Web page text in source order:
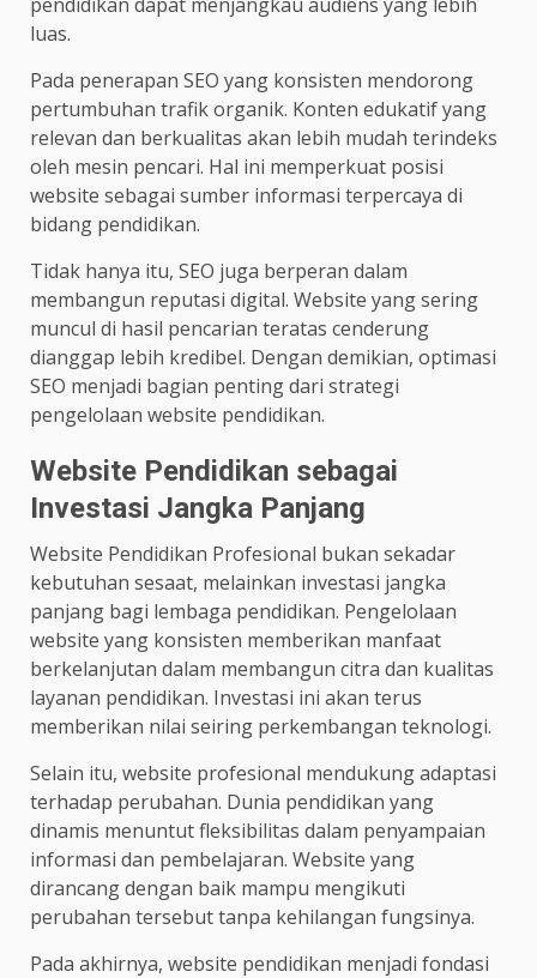
luas.
Pada penerapan SEO yang konsisten mendorong
pertumbuhan trafik organik. Konten edukatif yang
relevan dan berkualitas akan lebih mudah terindeks
oleh mesin pencari. Hal ini memperkuat posisi
website sebagai sumber informasi terpercaya di
bidang pendidikan.
Tidak hanya itu, SEO juga berperan dalam
membangun reputasi digital. Website yang sering
muncul di hasil pencarian teratas cenderung
dianggap lebih kredibel. Dengan demikian, optimasi
SEO menjadi bagian penting dari strategi
pengelolaan website pendidikan.
Website Pendidikan sebagai
Investasi Jangka Panjang
Website Pendidikan Profesional bukan sekadar
kebutuhan sesaat, melainkan investasi jangka
panjang bagi lembaga pendidikan. Pengelolaan
website yang konsisten memberikan manfaat
berkelanjutan dalam membangun citra dan kualitas
layanan pendidikan. Investasi ini akan terus
memberikan nilai seiring perkembangan teknologi.
Selain itu, website profesional mendukung adaptasi
terhadap perubahan. Dunia pendidikan yang
dinamis menuntut fleksibilitas dalam penyampaian
informasi dan pembelajaran. Website yang
dirancang dengan baik mampu mengikuti
perubahan tersebut tanpa kehilangan fungsinya.
Pada akhirnya, website pendidikan menjadi fondasi